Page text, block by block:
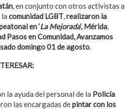
, en conjunto con otros activistas a
comunidad LGBT,realizaron la
en ‘La Mejorada‘, Mérida,
Pasos en Comunidad, Avanzamos
domingo 01 de agosto.
la ayuda del personal de la Policía
las encargadas depintar con los